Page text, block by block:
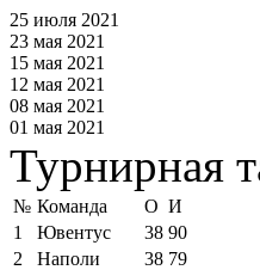
25 июля 2021
23 мая 2021
15 мая 2021
12 мая 2021
08 мая 2021
01 мая 2021
Турнирная
№ Команда О И
1
Ювентус 38 90
2
Наполи 38 79